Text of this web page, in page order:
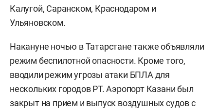
Калугой, Саранском, Краснодаром и
Ульяновском.
Накануне ночью в Татарстане также объявляли
режим беспилотной опасности. Кроме того,
вводили режим угрозы атаки БПЛА для
нескольких городов РТ. Аэропорт Казани был
закрыт на прием и выпуск воздушных судов с